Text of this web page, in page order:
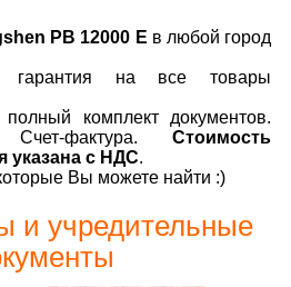
PB 12000 E в любой город
гарантия на все товары
комплект документов.
фактура. Стоимость
указана с НДС.
Вы можете найти :)
и учредительные